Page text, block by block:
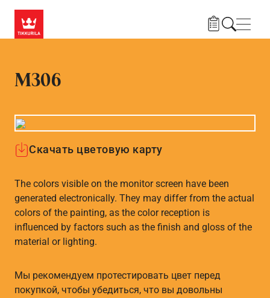
M306
Скачать цветовую карту
The colors visible on the monitor screen have been
generated electronically. They may differ from the actual
colors of the painting, as the color reception is
influenced by factors such as the finish and gloss of the
material or lighting.
Мы рекомендуем протестировать цвет перед
покупкой, чтобы убедиться, что вы довольны